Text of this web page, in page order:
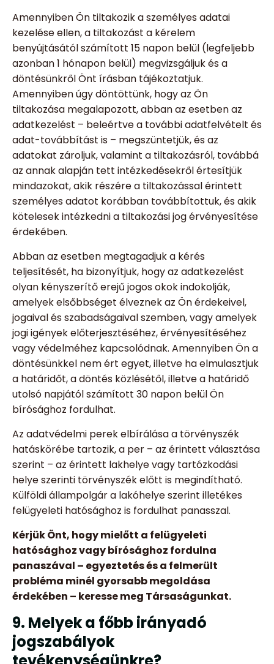
Amennyiben Ön tiltakozik a személyes adatai
kezelése ellen, a tiltakozást a kérelem
benyújtásától számított 15 napon belül (legfeljebb
azonban 1 hónapon belül) megvizsgáljuk és a
döntésünkről Önt írásban tájékoztatjuk.
Amennyiben úgy döntöttünk, hogy az Ön
tiltakozása megalapozott, abban az esetben az
adatkezelést – beleértve a további adatfelvételt és
adat-továbbítást is – megszüntetjük, és az
adatokat zároljuk, valamint a tiltakozásról, továbbá
az annak alapján tett intézkedésekről értesítjük
mindazokat, akik részére a tiltakozással érintett
személyes adatot korábban továbbítottuk, és akik
kötelesek intézkedni a tiltakozási jog érvényesítése
érdekében.
Abban az esetben megtagadjuk a kérés
teljesítését, ha bizonyítjuk, hogy az adatkezelést
olyan kényszerítő erejű jogos okok indokolják,
amelyek elsőbbséget élveznek az Ön érdekeivel,
jogaival és szabadságaival szemben, vagy amelyek
jogi igények előterjesztéséhez, érvényesítéséhez
vagy védelméhez kapcsolódnak. Amennyiben Ön a
döntésünkkel nem ért egyet, illetve ha elmulasztjuk
a határidőt, a döntés közlésétől, illetve a határidő
utolsó napjától számított 30 napon belül Ön
bírósághoz fordulhat.
Az adatvédelmi perek elbírálása a törvényszék
hatáskörébe tartozik, a per – az érintett választása
szerint – az érintett lakhelye vagy tartózkodási
helye szerinti törvényszék előtt is megindítható.
Külföldi állampolgár a lakóhelye szerint illetékes
felügyeleti hatósághoz is fordulhat panasszal.
Kérjük Önt, hogy mielőtt a felügyeleti
hatósághoz vagy bírósághoz fordulna
panaszával – egyeztetés és a felmerült
probléma minél gyorsabb megoldása
érdekében – keresse meg Társaságunkat.
9. Melyek a főbb irányadó
jogszabályok